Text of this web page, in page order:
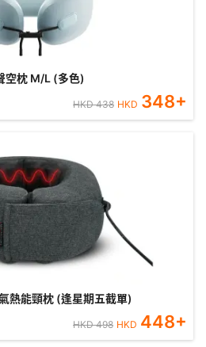
版 E3聲空枕 M/L (多色)
HKD438 HKD 348+
熱能頸枕 (逢星期五截單)
HKD498 HKD 448+